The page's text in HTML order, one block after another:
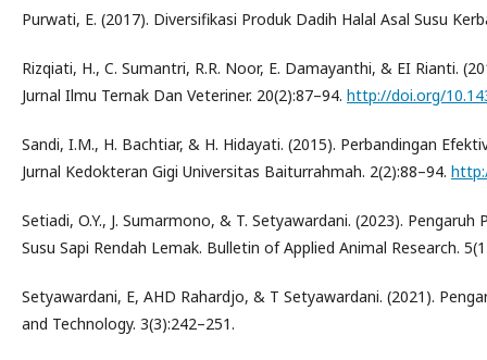
Purwati, E. (2017). Diversifikasi Produk Dadih Halal Asal Susu
Rizqiati, H., C. Sumantri, R.R. Noor, E. Damayanthi, & EI
Jurnal Ilmu Ternak Dan Veteriner. 20(2):87–94. http://doi.org/
Sandi, I.M., H. Bachtiar, & H. Hidayati. (2015). Perbandingan
Jurnal Kedokteran Gigi Universitas Baiturrahmah. 2(2):88–94.
Setiadi, O.Y., J. Sumarmono, & T. Setyawardani. (2023).
Susu Sapi Rendah Lemak. Bulletin of Applied Animal Research.
Setyawardani, E, AHD Rahardjo, & T Setyawardani. (2021).
and Technology. 3(3):242–251.